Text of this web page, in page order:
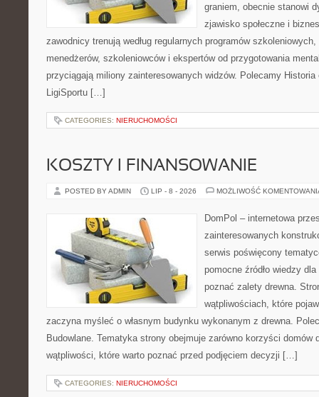
graniem, obecnie stanowi
zjawisko społeczne i
zawodnicy trenują według regularnych programów
menedżerów, szkoleniowców i ekspertów od przygotowania
przyciągają miliony zainteresowanych widzów. Polecamy
LigiSportu […]
CATEGORIES: NIERUCHOMOŚCI
KOSZTY I FINANSOWANIE
POSTED BY ADMIN LIP - 8 - 2026 MOŻLIWOŚĆ
DomPol – internetowa
zainteresowanych
serwis poświęcony
pomocne źródło wiedzy
poznać zalety drewna.
wątpliwościach, które
zaczyna myśleć o własnym budynku wykonanym z drewna.
Budowlane. Tematyka strony obejmuje zarówno korzyści domów
wątpliwości, które warto poznać przed podjęciem decyzji […]
CATEGORIES: NIERUCHOMOŚCI